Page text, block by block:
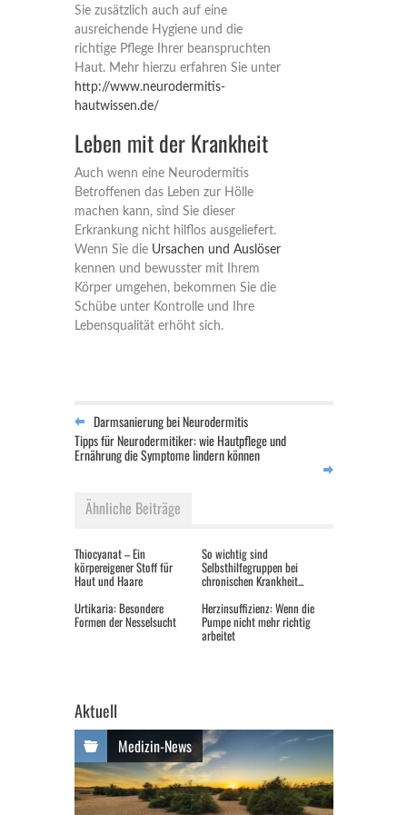
Sie zusätzlich auch auf eine
ausreichende Hygiene und die
richtige Pflege Ihrer beanspruchten
Haut. Mehr hierzu erfahren Sie unter
http://www.neurodermitis-
hautwissen.de/
Leben mit der Krankheit
Auch wenn eine Neurodermitis
Betroffenen das Leben zur Hölle
machen kann, sind Sie dieser
Erkrankung nicht hilflos ausgeliefert.
Wenn Sie die Ursachen und Auslöser
kennen und bewusster mit Ihrem
Körper umgehen, bekommen Sie die
Schübe unter Kontrolle und Ihre
Lebensqualität erhöht sich.
Darmsanierung bei Neurodermitis
Tipps für Neurodermitiker: wie Hautpflege und
Ernährung die Symptome lindern können
Ähnliche Beiträge
Thiocyanat – Ein
körpereigener Stoff für
Haut und Haare
So wichtig sind
Selbsthilfegruppen bei
chronischen Krankheit...
Urtikaria: Besondere
Formen der Nesselsucht
Herzinsuffizienz: Wenn die
Pumpe nicht mehr richtig
arbeitet
Aktuell
Medizin-News